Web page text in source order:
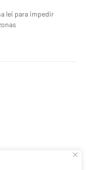
lei para impedir